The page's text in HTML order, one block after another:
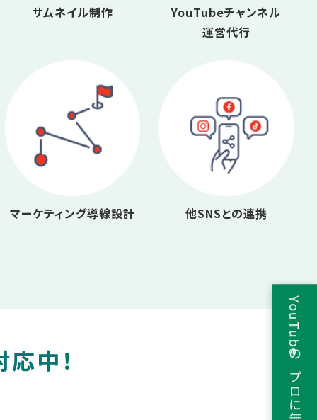
サムネイル制作
YouTubeチャンネル
運営代行
マーケティング導線設計 他SNSとの連携
中！ YouTubeのプロに無料相談